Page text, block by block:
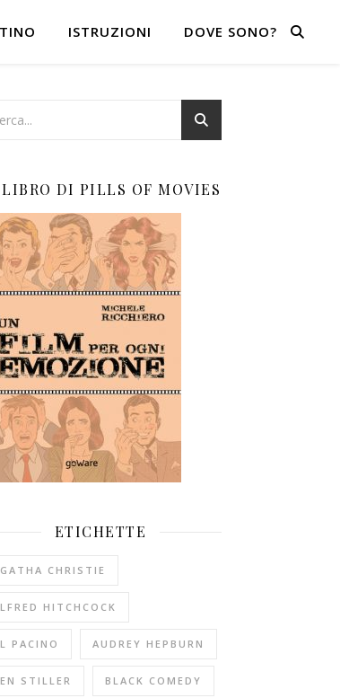
ISTRUZIONI DOVE SONO?
DI PILLS OF MOVIES
ETICHETTE
CHRISTIE
HITCHCOCK
PACINO AUDREY HEPBURN
STILLER BLACK COMEDY